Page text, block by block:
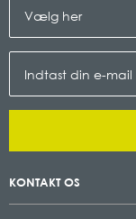
KONTAKT OS